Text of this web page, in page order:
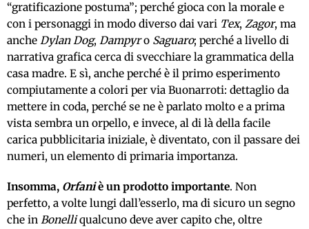
“gratificazione postuma”; perché gioca con la morale e
con i personaggi in modo diverso dai vari Tex, Zagor, ma
anche Dylan Dog, Dampyro Saguaro; perché a livello di
narrativa grafica cerca di svecchiare la grammatica della
casa madre. E sì, anche perché è il primo esperimento
compiutamente a colori per via Buonarroti: dettaglio da
mettere in coda, perché se ne è parlato molto e a prima
vista sembra un orpello, e invece, al di là della facile
carica pubblicitaria iniziale, è diventato, con il passare dei
numeri, un elemento di primaria importanza.
Insomma, Orfaniè un prodotto importante. Non
perfetto, a volte lungi dall’esserlo, ma di sicuro un segno
che in Bonelliqualcuno deve aver capito che, oltre